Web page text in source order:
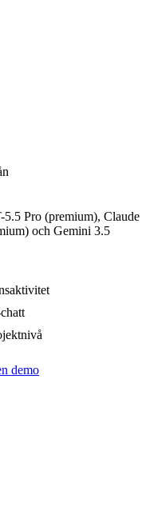
Pro (premium), Claude
och Gemini 3.5
demo